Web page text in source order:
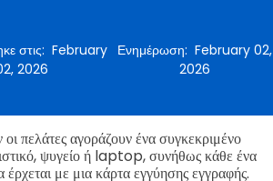
στις: February
2026
Ενημέρωση: February 02,
2026
πελάτες αγοράζουν ένα συγκεκριμένο
ψυγείο ή laptop, συνήθως κάθε ένα
έρχεται με μια κάρτα εγγύησης εγγραφής.